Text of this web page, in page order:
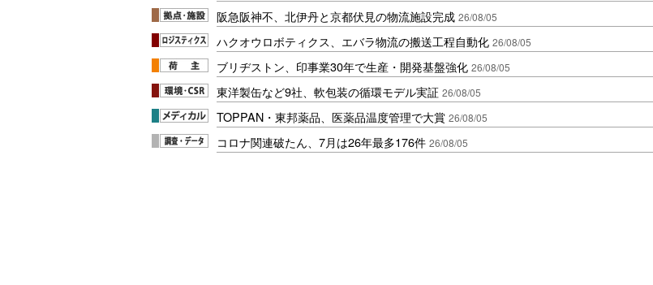
阪急阪神不、北伊丹と京都伏見の物流施設完成 26/08/05
ハクオウロボティクス、エバラ物流の搬送工程自動化 26/08/05
ブリヂストン、印事業30年で生産・開発基盤強化 26/08/05
東洋製缶など9社、軟包装の循環モデル実証 26/08/05
TOPPAN・東邦薬品、医薬品温度管理で大賞 26/08/05
コロナ関連破たん、7月は26年最多176件 26/08/05